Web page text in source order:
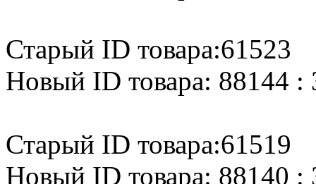
Старый ID товара:61523
Новый ID товара: 88144 :
Старый ID товара:61519
Новый ID товара: 88140 :